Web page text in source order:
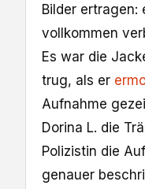
Bilder ertragen:
vollkommen
Es war die
trug, als er
Aufnahme
Dorina L. die
Polizistin die
genauer